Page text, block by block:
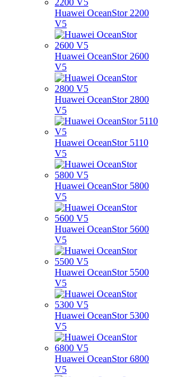
Huawei OceanStor 2200
V5
Huawei OceanStor 2600
V5
Huawei OceanStor 2800
V5
Huawei OceanStor 5110
V5
Huawei OceanStor 5800
V5
Huawei OceanStor 5600
V5
Huawei OceanStor 5500
V5
Huawei OceanStor 5300
V5
Huawei OceanStor 6800
V5